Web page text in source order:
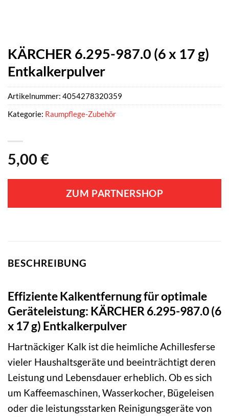
KÄRCHER 6.295-987.0 (6 x 17 g)
Entkalkerpulver
5,00 €
ZUM PARTNERSHOP
Artikelnummer: 4054278320359
Kategorie: Raumpflege-Zubehör
BESCHREIBUNG
Effiziente Kalkentfernung für optimale
Geräteleistung: KÄRCHER 6.295-987.0 (6
x 17 g) Entkalkerpulver
Hartnäckiger Kalk ist die heimliche Achillesferse
vieler Haushaltsgeräte und beeinträchtigt deren
Leistung und Lebensdauer erheblich. Ob es sich
um Kaffeemaschinen, Wasserkocher, Bügeleisen
oder die leistungsstarken Reinigungsgeräte von